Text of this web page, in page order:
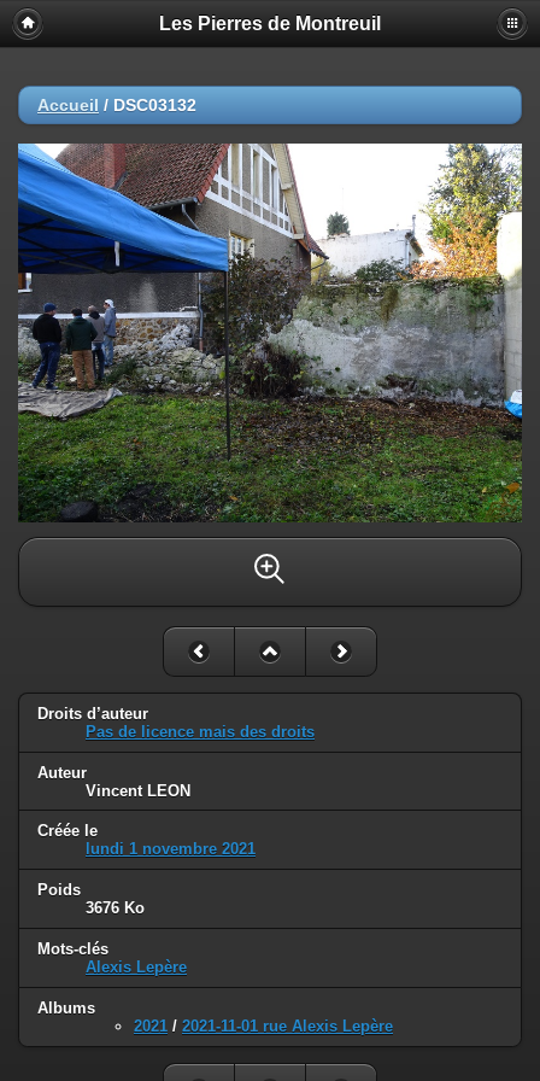
Les Pierres de Montreuil
Accueil / DSC03132
Droits d’auteur
Pas de licence mais des droits
Auteur
Vincent LEON
Créée le
lundi 1 novembre 2021
Poids
3676 Ko
Mots-clés
Alexis Lepère
Albums
2021 / 2021-11-01 rue Alexis Lepère